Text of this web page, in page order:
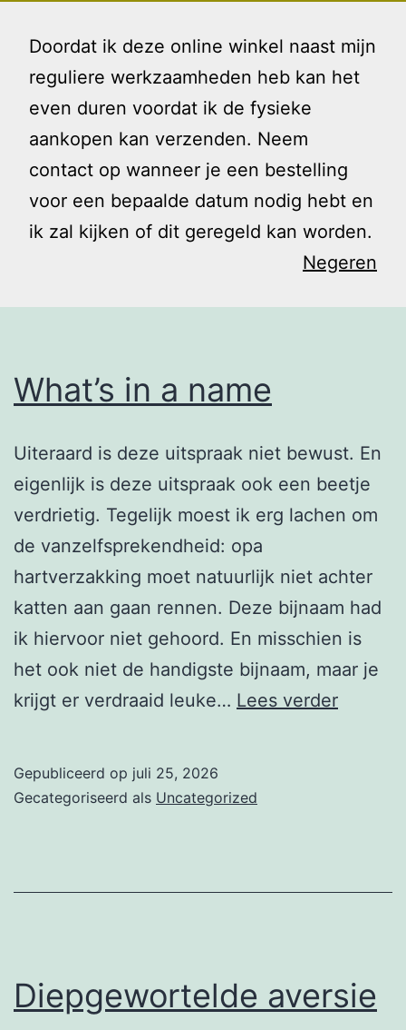
Doordat ik deze online winkel naast mijn
reguliere werkzaamheden heb kan het
even duren voordat ik de fysieke
aankopen kan verzenden. Neem
contact op wanneer je een bestelling
voor een bepaalde datum nodig hebt en
ik zal kijken of dit geregeld kan worden.
Negeren
naar
inhoud
Gezin
Categorie:
What’s in a name
Uiteraard is deze uitspraak niet bewust. En
eigenlijk is deze uitspraak ook een beetje
verdrietig. Tegelijk moest ik erg lachen om
de vanzelfsprekendheid: opa
hartverzakking moet natuurlijk niet achter
katten aan gaan rennen. Deze bijnaam had
ik hiervoor niet gehoord. En misschien is
het ook niet de handigste bijnaam, maar je
krijgt er verdraaid leuke… Lees verderWhat’s
Gepubliceerd op juli 25, 2026
Gecategoriseerd als Uncategorized
Diepgewortelde aversie